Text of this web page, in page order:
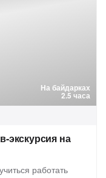
На байдарках
2.5 часа
экскурсия на
работать